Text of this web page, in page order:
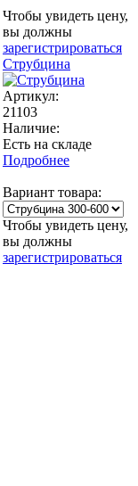
Чтобы увидеть цену,
вы должны
зарегистрироваться
Струбцина
Артикул:
21103
Наличие:
Есть на складе
Подробнее
Вариант товара:
Чтобы увидеть цену,
вы должны
зарегистрироваться